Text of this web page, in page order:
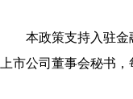
本政策支持入驻
上市公司董事会秘书